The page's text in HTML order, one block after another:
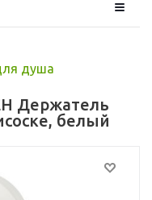
душа
Держатель
белый